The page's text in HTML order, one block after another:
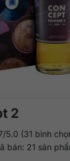
2
5.0 (31 bình
bán: 21 sản